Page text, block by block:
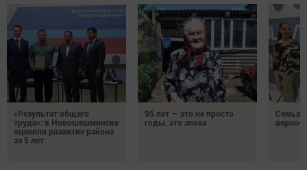
«Результат общего
труда»: в Новошешминске
оценили развитие района
за 5 лет
95 лет — это не просто
годы, это эпоха
Семья